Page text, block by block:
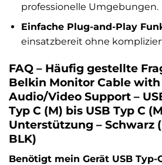
professionelle Umgebungen.
Einfache Plug-and-Play
einsatzbereit ohne
FAQ – Häufig gestellte
Belkin Monitor Cable with
Audio/Video Support –
Typ C (M) bis USB Typ C
Unterstützung – Schwarz
BLK)
Benötigt mein Gerät USB